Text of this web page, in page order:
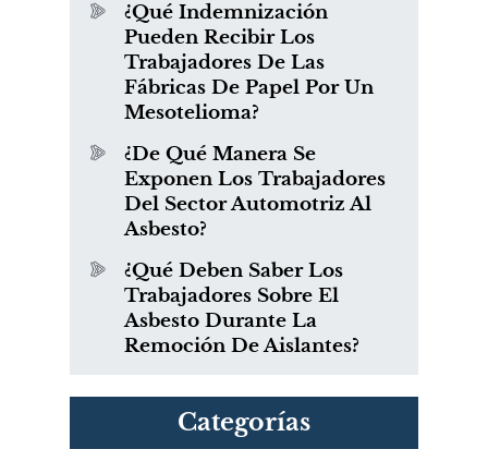
¿Qué Indemnización
Pueden Recibir Los
Trabajadores De Las
Fábricas De Papel Por Un
Mesotelioma?
¿De Qué Manera Se
Exponen Los Trabajadores
Del Sector Automotriz Al
Asbesto?
¿Qué Deben Saber Los
Trabajadores Sobre El
Asbesto Durante La
Remoción De Aislantes?
Categorías